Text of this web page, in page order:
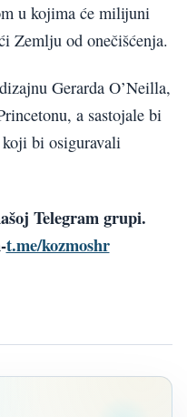
u kojima će milijuni
Zemlju od onečišćenja.
Gerarda O’Neilla,
a sastojale bi
bi osiguravali
Telegram grupi.
t.me/kozmoshr